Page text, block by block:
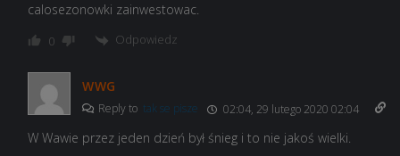
calosezonowki zainwestowac.
0 Odpowiedz
WWG
Reply to tak se pisze 02:04, 29 lutego 2020 02:04
W Wawie przez jeden dzień był śnieg i to nie jakoś wielki.